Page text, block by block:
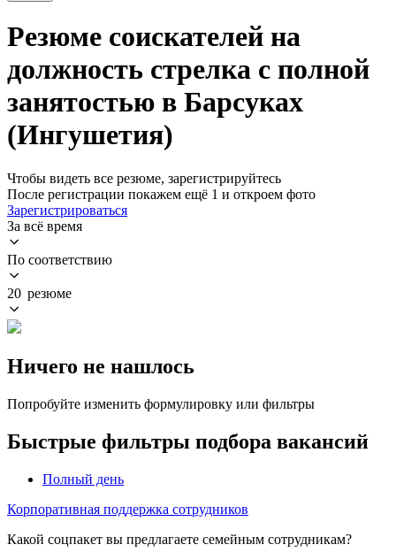
Резюме соискателей на
должность стрелка с полной
занятостью в Барсуках
(Ингушетия)
Чтобы видеть все резюме, зарегистрируйтесь
После регистрации покажем ещё 1 и откроем фото
Зарегистрироваться
За всё время
По соответствию
20 резюме
Ничего не нашлось
Попробуйте изменить формулировку или фильтры
Быстрые фильтры подбора вакансий
Полный день
Корпоративная поддержка сотрудников
Какой соцпакет вы предлагаете семейным сотрудникам?